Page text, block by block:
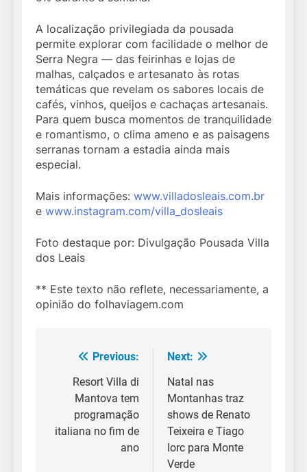
A localização privilegiada da pousada
permite explorar com facilidade o melhor de
Serra Negra — das feirinhas e lojas de
malhas, calçados e artesanato às rotas
temáticas que revelam os sabores locais de
cafés, vinhos, queijos e cachaças artesanais.
Para quem busca momentos de tranquilidade
e romantismo, o clima ameno e as paisagens
serranas tornam a estadia ainda mais
especial.
Mais informações: www.villadosleais.com.br
e www.instagram.com/villa_dosleais
Foto destaque por: Divulgação Pousada Villa
dos Leais
** Este texto não reflete, necessariamente, a
opinião do folhaviagem.com
Navegação
Post
Previous:
Resort Villa di
Mantova tem
programação
italiana no fim de
ano
Next:
Natal nas
Montanhas traz
shows de Renato
Teixeira e Tiago
Iorc para Monte
Verde